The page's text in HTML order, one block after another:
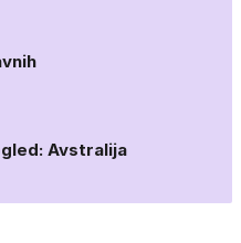
Avstralija